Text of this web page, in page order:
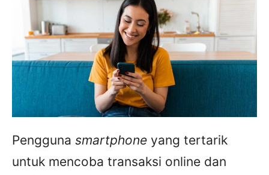
Pengguna smartphone yang tertarik
untuk mencoba transaksi online dan